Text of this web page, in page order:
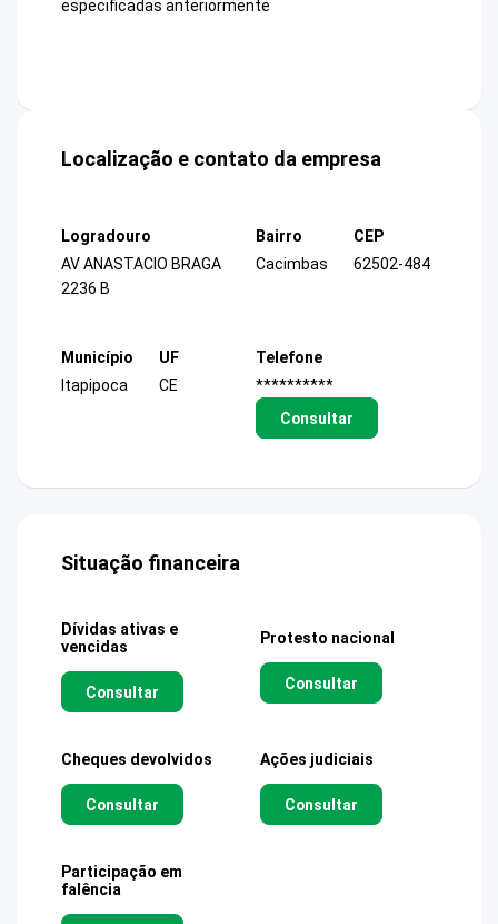
especificadas anteriormente
Localização e contato da empresa
Logradouro
AV ANASTACIO BRAGA
2236 B
Bairro
Cacimbas
CEP
62502-484
Município
Itapipoca
UF
CE
Telefone
**********
Consultar
Situação financeira
Dívidas ativas e
vencidas
Consultar
Protesto nacional
Consultar
Cheques devolvidos
Consultar
Ações judiciais
Consultar
Participação em
falência